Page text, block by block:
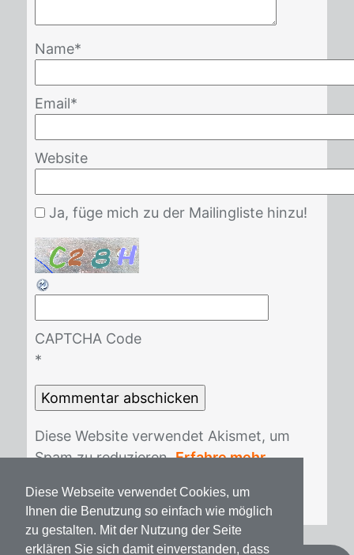
Diese Webseite verwendet Cookies, um
Ihnen die Benutzung so einfach wie möglich
zu gestalten. Mit der Nutzung der Seite
erklären Sie sich damit einverstanden, dass
Name*
Email*
Website
Ja, füge mich zu der Mailingliste hinzu!
CAPTCHA Code
*
Die­se Web­site ver­wen­det Akis­met, um
Spam zu re­du­zie­ren.Erfahre mehr
verarbeitet werden.